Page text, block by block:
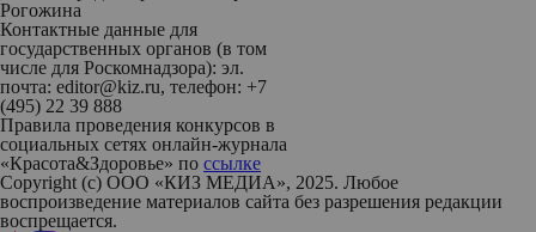
Рогожина
Контактные данные для
государственных органов (в том
числе для Роскомнадзора): эл.
почта: editor@kiz.ru, телефон: +7
(495) 22 39 888
Правила проведения конкурсов в
социальных сетях онлайн-журнала
«Красота&Здоровье» по ссылке
Copyright (с) ООО «КИЗ МЕДИА», 2025. Любое
воспроизведение материалов сайта без разрешения редакции
воспрещается.